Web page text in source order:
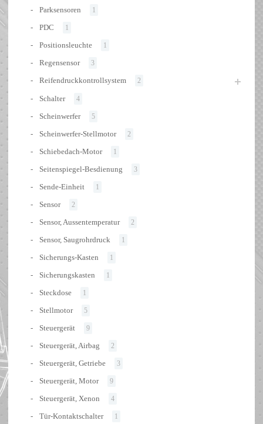
Parksensoren 1
PDC 1
Positionsleuchte 1
Regensensor 3
Reifendruckkontrollsystem 2
Schalter 4
Scheinwerfer 5
Scheinwerfer-Stellmotor 2
Schiebedach-Motor 1
Seitenspiegel-Besdienung 3
Sende-Einheit 1
Sensor 2
Sensor, Aussentemperatur 2
Sensor, Saugrohrdruck 1
Sicherungs-Kasten 1
Sicherungskasten 1
Steckdose 1
Stellmotor 5
Steuergerät 9
Steuergerät, Airbag 2
Steuergerät, Getriebe 3
Steuergerät, Motor 9
Steuergerät, Xenon 4
Tür-Kontaktschalter 1